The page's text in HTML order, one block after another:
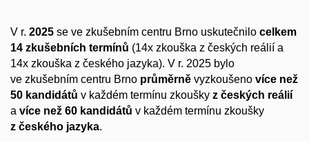
V r. 2025 se ve zkušebním centru Brno uskutečnilo celkem
14 zkušebních termínů (14x zkouška z českých reálií a
14x zkouška z českého jazyka). V r. 2025 bylo
ve zkušebním centru Brno průměrně vyzkoušeno více než
50 kandidátů v každém termínu zkoušky z českých reálií
a více než 60 kandidátů v každém termínu zkoušky
z českého jazyka.